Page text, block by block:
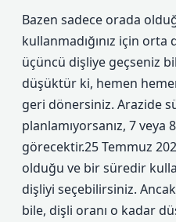
Bazen sadece orada
kullanmadığınız için
üçüncü dişliye geçseniz
düşüktür ki, hemen
geri dönersiniz. Arazide
planlamıyorsanız, 7
görecektir.25 Temmuz
olduğu ve bir süredir
dişliyi seçebilirsiniz.
bile, dişli oranı o kadar